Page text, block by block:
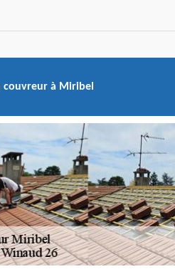
couvreur à Miribel